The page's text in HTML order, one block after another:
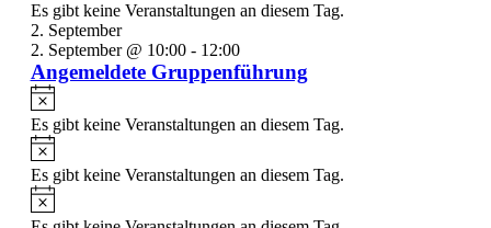
Es gibt keine Veranstaltungen an diesem Tag.
2. September
2. September @ 10:00- 12:00
Angemeldete Gruppenführung
Es gibt keine Veranstaltungen an diesem Tag.
Es gibt keine Veranstaltungen an diesem Tag.